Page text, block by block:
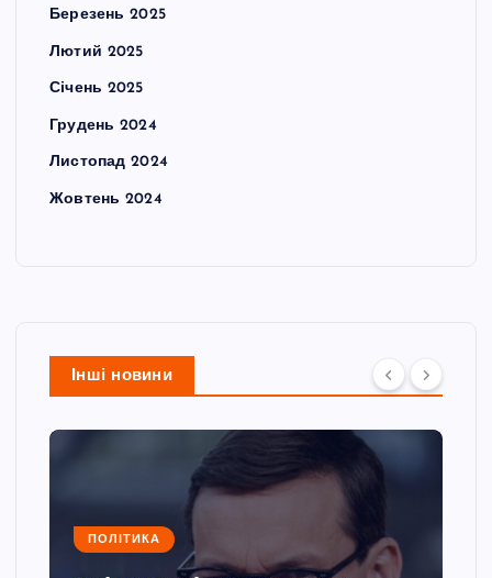
Березень 2025
Лютий 2025
Січень 2025
Грудень 2024
Листопад 2024
Жовтень 2024
Інші новини
ПОЛІТИКА